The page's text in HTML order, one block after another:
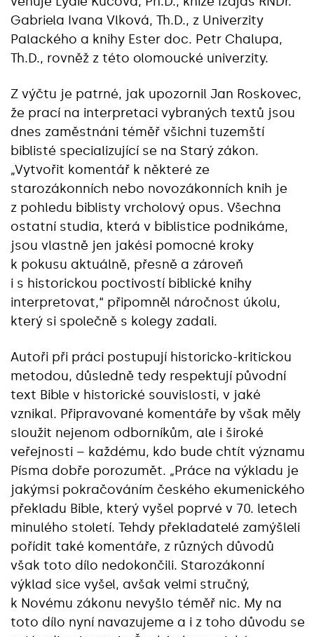
Gabriela Ivana Vlková, Th.D., z Univerzity
Palackého a knihy Ester doc. Petr Chalupa,
Th.D., rovněž z této olomoucké univerzity.
Z výčtu je patrné, jak upozornil Jan Roskovec,
že prací na interpretaci vybraných textů jsou
dnes zaměstnáni téměř všichni tuzemští
biblisté specializující se na Starý zákon.
„Vytvořit komentář k některé ze
starozákonních nebo novozákonních knih je
z pohledu biblisty vrcholový opus. Všechna
ostatní studia, která v biblistice podnikáme,
jsou vlastně jen jakési pomocné kroky
k pokusu aktuálně, přesně a zároveň
i s historickou poctivostí biblické knihy
interpretovat,“ připomněl náročnost úkolu,
který si společně s kolegy zadali.
Autoři při práci postupují historicko-kritickou
metodou, důsledně tedy respektují původní
text Bible v historické souvislosti, v jaké
vznikal. Připravované komentáře by však měly
sloužit nejenom odborníkům, ale i široké
veřejnosti – každému, kdo bude chtít významu
Písma dobře porozumět. „Práce na výkladu je
jakýmsi pokračováním českého ekumenického
překladu Bible, který vyšel poprvé v 70. letech
minulého století. Tehdy překladatelé zamýšleli
pořídit také komentáře, z různých důvodů
však toto dílo nedokončili. Starozákonní
výklad sice vyšel, avšak velmi stručný,
k Novému zákonu nevyšlo téměř nic. My na
toto dílo nyní navazujeme a i z toho důvodu se